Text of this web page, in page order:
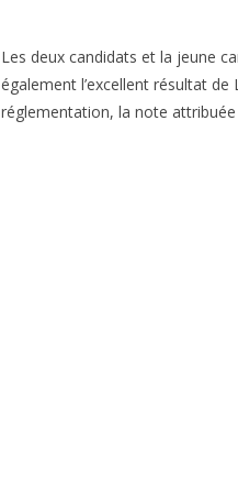
Les deux candidats et la jeune
également l’excellent résultat
réglementation, la note